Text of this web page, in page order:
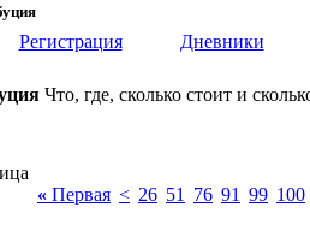
Регистрация Дневники
Что, где, сколько стоит и
« Первая < 26 51 76 91 99 100